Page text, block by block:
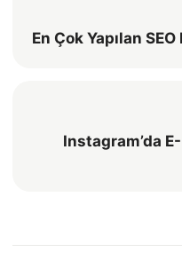
En Çok Yapılan SEO
Instagram’da